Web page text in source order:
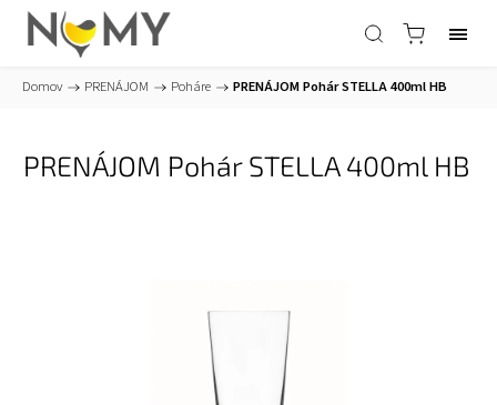
Domov / PRENÁJOM / Poháre / PRENÁJOM Pohár STELLA 400ml HB
PRENÁJOM Pohár STELLA 400ml HB